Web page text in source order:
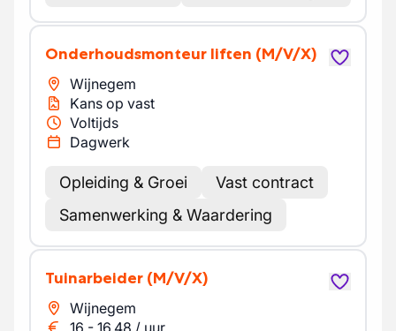
Onderhoudsmonteur liften (M/V/X)
Wijnegem
Kans op vast
Voltijds
Dagwerk
Opleiding & Groei
Vast contract
Samenwerking & Waardering
Tuinarbeider (M/V/X)
Wijnegem
16 - 16.48 / uur